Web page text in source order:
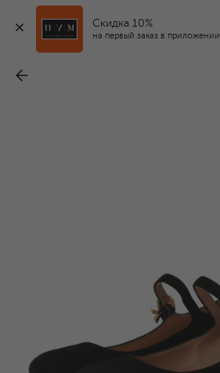
Скидка 10%
на первый заказ в приложении